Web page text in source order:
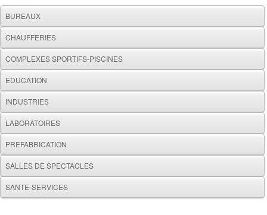
BUREAUX
CHAUFFERIES
COMPLEXES SPORTIFS-PISCINES
EDUCATION
INDUSTRIES
LABORATOIRES
PREFABRICATION
SALLES DE SPECTACLES
SANTE-SERVICES